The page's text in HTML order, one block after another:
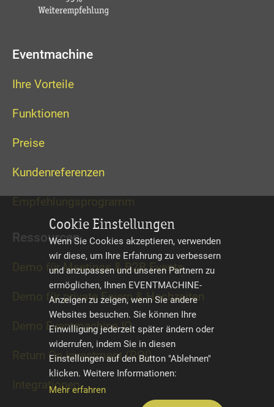
Cookie Einstellungen
Wenn Sie Cookies akzeptieren, verwenden
wir diese, um Ihre Erfahrung zu verbessern
und anzupassen und unseren Partnern zu
ermöglichen, Ihnen EVENTMACHINE-
Anzeigen zu zeigen, wenn Sie andere
Websites besuchen. Sie können Ihre
Einwilligung jederzeit später ändern oder
widerrufen, indem Sie in diesen
Einstellungen auf den Button "Ablehnen"
klicken. Weitere Informationen:
Mehr erfahren
Eventmachine
Ihre Vorteile
Funktionen
Preise
Kundenreferenzen
Ressourcen
Demo für Meetings & B2B Events
Demo für private Feiern & Hochzeiten
Demo Eventmachine IQ
Return On Investment (ROI)
Integrationen